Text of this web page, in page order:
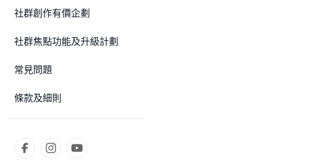
社群創作有價企劃
社群焦點功能及升級計劃
常見問題
條款及細則